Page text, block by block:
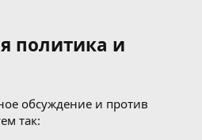
политика и
обсуждение и против
так: